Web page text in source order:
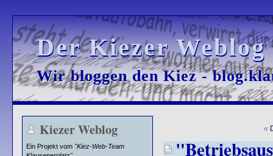
Der Kiezer
Der Kiezer
Wir bloggen den Kiez -
Wir bloggen den Kiez -
Kiezer Weblog
Ein Projekt vom "Kiez-Web-Team
«